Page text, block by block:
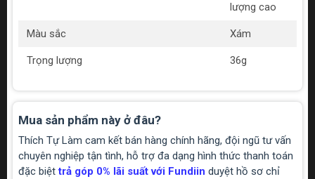
lượng cao
Màu sắc Xám
Trọng lượng 36g
Mua sản phẩm này ở đâu?
Thích Tự Làm cam kết bán hàng chính hãng, đội ngũ tư vấn
chuyên nghiệp tận tình, hỗ trợ đa dạng hình thức thanh toán
đặc biệttrả góp 0% lãi suất với Fundiin duyệt hồ sơ chỉ